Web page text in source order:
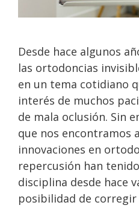
Desde hace algunos
las ortodoncias
en un tema cotidiano
interés de muchos
de mala oclusión. Sin
que nos encontramos
innovaciones en
repercusión han
disciplina desde hace
posibilidad de